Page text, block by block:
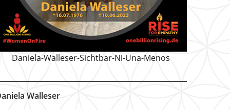
Daniela-Walleser-Sichtbar-Ni-Una-Menos
Walleser